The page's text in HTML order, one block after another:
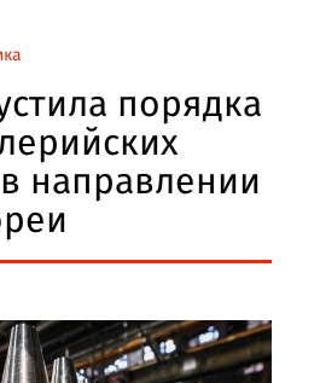
порядка
направлении